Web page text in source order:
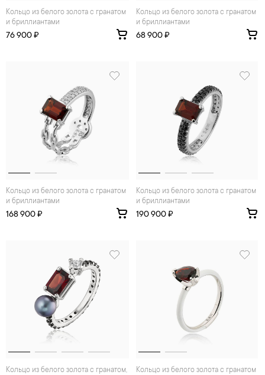
Кольцо из белого золота с гранатом
и бриллиантами
76 900 ₽
Кольцо из белого золота с гранатом
и бриллиантами
68 900 ₽
Кольцо из белого золота с гранатом
и бриллиантами
168 900 ₽
Кольцо из белого золота с гранатом
и бриллиантами
190 900 ₽
Кольцо из белого золота с гранатом,
Кольцо из белого золота с гранатом